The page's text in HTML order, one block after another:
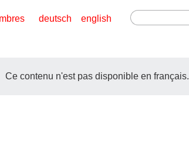
english
deutsch
Ce contenu n'est pas disponible en français.